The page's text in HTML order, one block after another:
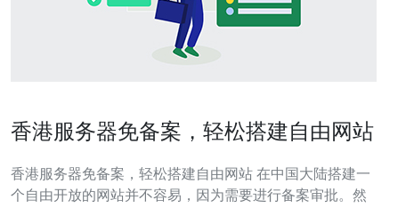
香港服务器免备案，轻松搭建自由网站
香港服务器免备案，轻松搭建自由网站 在中国大陆搭建一
个自由开放的网站并不容易，因为需要进行备案审批。然